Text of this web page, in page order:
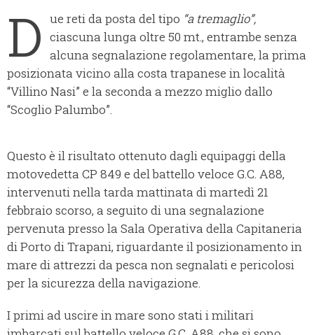
D ue reti da posta del tipo “a tremaglio”,
ciascuna lunga oltre 50 mt., entrambe senza
alcuna segnalazione regolamentare, la prima
posizionata vicino alla costa trapanese in località
“Villino Nasi” e la seconda a mezzo miglio dallo
“Scoglio Palumbo”.
Questo è il risultato ottenuto dagli equipaggi della
motovedetta CP 849 e del battello veloce G.C. A88,
intervenuti nella tarda mattinata di martedì 21
febbraio scorso, a seguito di una segnalazione
pervenuta presso la Sala Operativa della Capitaneria
di Porto di Trapani, riguardante il posizionamento in
mare di attrezzi da pesca non segnalati e pericolosi
per la sicurezza della navigazione.
I primi ad uscire in mare sono stati i militari